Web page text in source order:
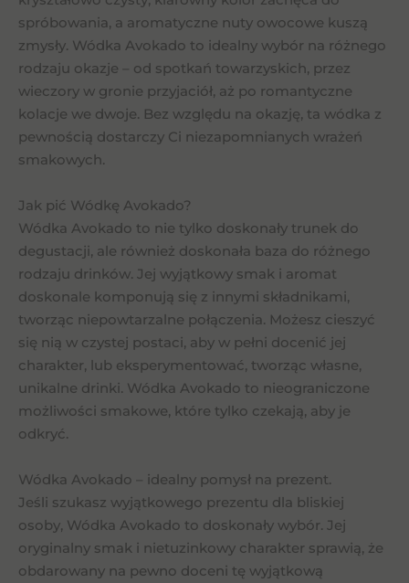
spróbowania, a aromatyczne nuty owocowe kuszą
zmysły. Wódka Avokado to idealny wybór na różnego
rodzaju okazje – od spotkań towarzyskich, przez
wieczory w gronie przyjaciół, aż po romantyczne
kolacje we dwoje. Bez względu na okazję, ta wódka z
pewnością dostarczy Ci niezapomnianych wrażeń
smakowych.
Jak pić Wódkę Avokado?
Wódka Avokado to nie tylko doskonały trunek do
degustacji, ale również doskonała baza do różnego
rodzaju drinków. Jej wyjątkowy smak i aromat
doskonale komponują się z innymi składnikami,
tworząc niepowtarzalne połączenia. Możesz cieszyć
się nią w czystej postaci, aby w pełni docenić jej
charakter, lub eksperymentować, tworząc własne,
unikalne drinki. Wódka Avokado to nieograniczone
możliwości smakowe, które tylko czekają, aby je
odkryć.
Wódka Avokado – idealny pomysł na prezent.
Jeśli szukasz wyjątkowego prezentu dla bliskiej
osoby, Wódka Avokado to doskonały wybór. Jej
oryginalny smak i nietuzinkowy charakter sprawią, że
obdarowany na pewno doceni tę wyjątkową